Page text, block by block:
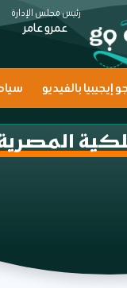
رئيس مجلس الإدارة
عمرو عامر
جو إيجيبيا بالفيديو